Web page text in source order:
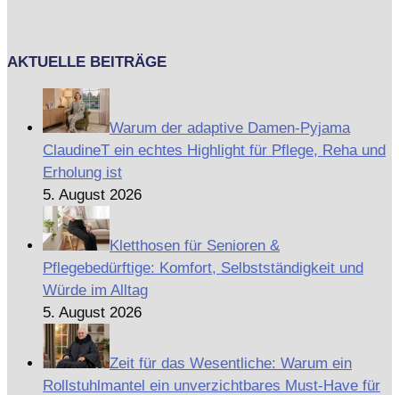
AKTUELLE BEITRÄGE
Warum der adaptive Damen-Pyjama
ClaudineT ein echtes Highlight für Pflege, Reha und
Erholung ist
5. August 2026
Kletthosen für Senioren &
Pflegebedürftige: Komfort, Selbstständigkeit und
Würde im Alltag
5. August 2026
Zeit für das Wesentliche: Warum ein
Rollstuhlmantel ein unverzichtbares Must-Have für